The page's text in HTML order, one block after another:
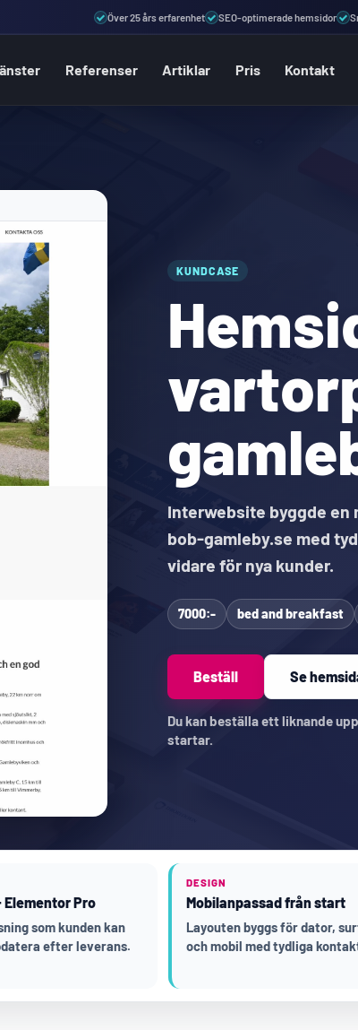
Över 25 års erfarenhet SEO-optimerade hemsidor
Referenser Artiklar Pris Kontakt
KUNDCASE
Interwebsite byggde en
bob-gamleby.se med
vidare för nya kunder.
7000:- bed and breakfast
Beställ Se
Du kan beställa ett liknande
startar.
Elementor Pro
som kunden kan
efter leverans.
DESIGN
Mobilanpassad från start
Layouten byggs för dator,
och mobil med tydliga